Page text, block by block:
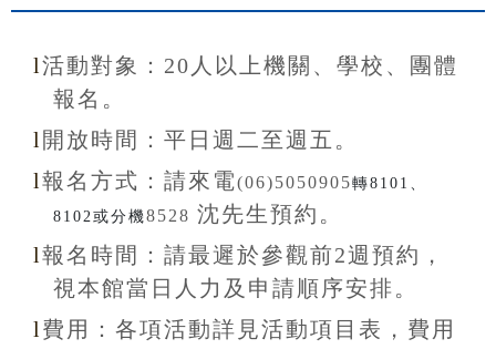
l活動對象：20 人以上機關、學校、團體
報名。
l 開放時間： 平日週二至週五。
l報名方式： 請來電(06)5050905轉8101、
8102或分機8528 沈先生預約。
l報名 時間： 請最遲於參觀前2週預約，
視本館當日人力及申請順序安排。
l 費用：各項活動詳見活動項目表，費用